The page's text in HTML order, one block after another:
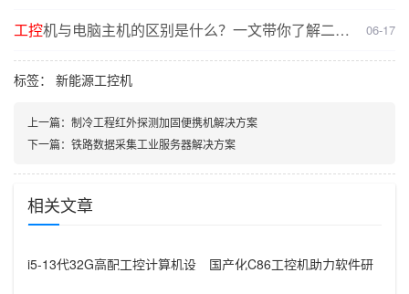
工控机与电脑主机的区别是什么？一文带你了解二者
核心差异
06-17
标签： 新能源工控机
上一篇： 制冷工程红外探测加固便携机解决方案
下一篇： 铁路数据采集工业服务器解决方案
相关文章
i5-13代32G高配工控计算机设
国产化C86工控机助力软件研